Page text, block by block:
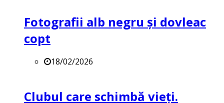
Fotografii alb negru și dovleac
copt
18/02/2026
Clubul care schimbă vieți.